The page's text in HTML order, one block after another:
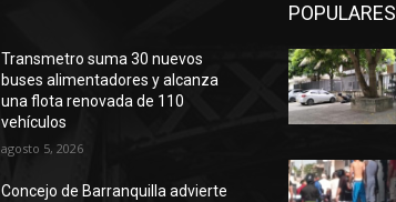
Transmetro suma 30 nuevos
buses alimentadores y alcanza
una flota renovada de 110
vehículos
agosto 5, 2026
Concejo de Barranquilla advierte
POPULARES